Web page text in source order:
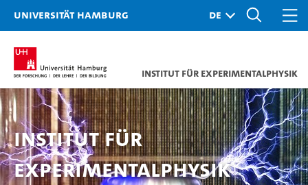
Universität Hamburg
Institut für Experimentalphysik
Institut für
Experimentalphysik